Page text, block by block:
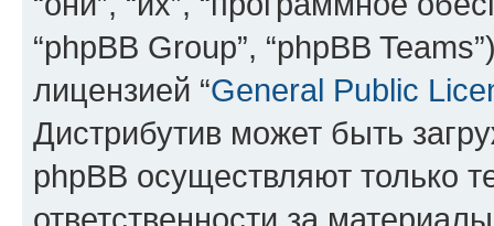
“phpBB Group”, “phpBB
лицензией “General Public
Дистрибутив может быть
phpBB осуществляют только